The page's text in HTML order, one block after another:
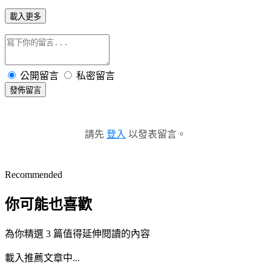
載入更多
公開留言 私密留言
發佈留言
請先 登入 以發表留言。
Recommended
你可能也喜歡
為你精選 3 篇值得延伸閱讀的內容
載入推薦文章中...